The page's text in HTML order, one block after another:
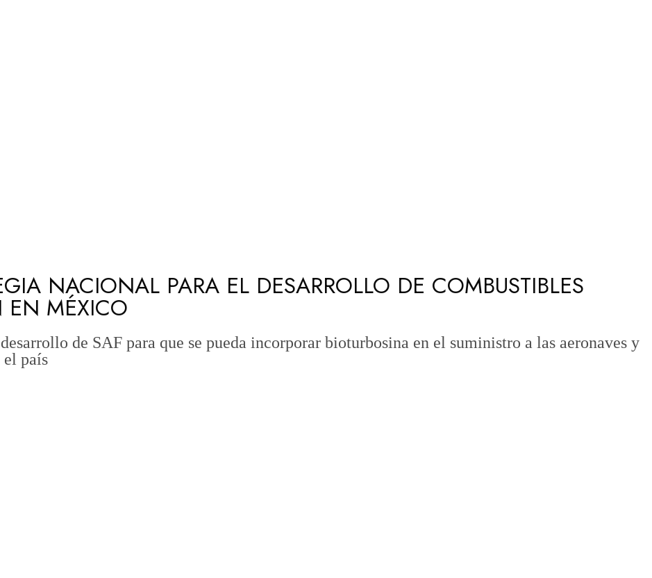
NACIONAL PARA EL DESARROLLO DE COMBUSTIBLES
EN MÉXICO
de SAF para que se pueda incorporar bioturbosina en el suministro a las aeronaves y
el país